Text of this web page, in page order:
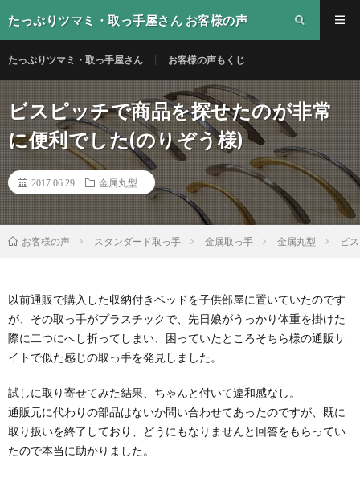
たっぷりツマミ・取っ手屋さん お客様の声
たっぷりツマミ・取っ手屋さん お客様の声もくじ
ビスピッチで商品を探せたのが非常
に便利でした(のりぞう様)
2017.06.29 金属丸型
お客様の声 スタンダード取っ手 金属取っ手 金属丸型 ビ
以前通販で購入した収納付きベッドを子供部屋に置いていたのです
が、その取っ手がプラスチックで、先日娘がうっかり体重を掛けた
際に二つにへし折ってしまい、困っていたところそちら様の通販サ
イトで似た感じの取っ手を発見しました。
試しに取り寄せてみた結果、ちゃんと付いて違和感なし。
通販元に代わりの部品はないか問い合わせてあったのですが、既に
取り扱いを終了しており、どうにもなりませんと回答をもらってい
たので本当に助かりました。